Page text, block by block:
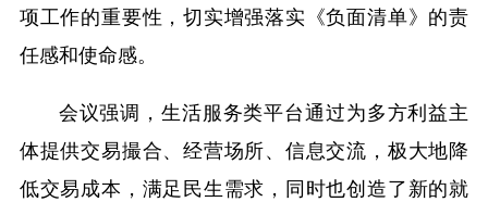
项工作的重要性，切实增强落实《负面清单》的责
任感和使命感。
会议强调，生活服务类平台通过为多方利益主
体提供交易撮合、经营场所、信息交流，极大地降
低交易成本，满足民生需求，同时也创造了新的就